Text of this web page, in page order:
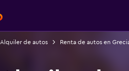
Alquiler de autos Renta de autos en